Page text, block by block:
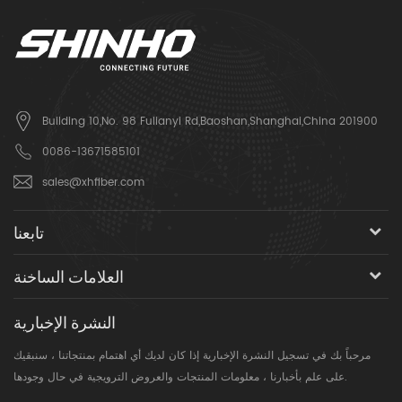
Building 10,No. 98 Fulianyi Rd,Baoshan,Shanghai,China 201900
0086-13671585101
sales@xhfiber.com
تابعنا
العلامات الساخنة
النشرة الإخبارية
مرحباً بك في تسجيل النشرة الإخبارية إذا كان لديك أي اهتمام بمنتجاتنا ، سنبقيك
على علم بأخبارنا ، معلومات المنتجات والعروض الترويجية في حال وجودها.